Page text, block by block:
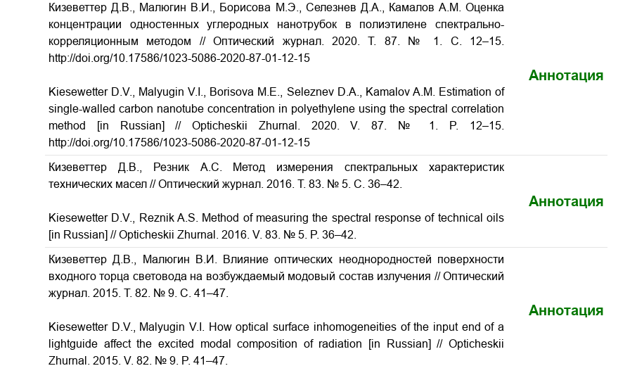
Кизеветтер Д.В., Малюгин В.И., Борисова М.Э., Селезнев Д.А., Камалов А.М. Оценка
концентрации одностенных углеродных нанотрубок в полиэтилене спектрально-
корреляционным методом // Оптический журнал. 2020. Т. 87. № 1. С. 12–15.
http://doi.org/10.17586/1023-5086-2020-87-01-12-15
Kiesewetter D.V., Malyugin V.I., Borisova M.E., Seleznev D.A., Kamalov A.M. Estimation of
single-walled carbon nanotube concentration in polyethylene using the spectral correlation
method [in Russian] // Opticheskii Zhurnal. 2020. V. 87. № 1. P. 12–15.
http://doi.org/10.17586/1023-5086-2020-87-01-12-15
Аннотация
Кизеветтер Д.В., Резник А.С. Метод измерения спектральных характеристик
технических масел // Оптический журнал. 2016. Т. 83. № 5. С. 36–42.
Kiesewetter D.V., Reznik A.S. Method of measuring the spectral response of technical oils
[in Russian] // Opticheskii Zhurnal. 2016. V. 83. № 5. P. 36–42.
Аннотация
Кизеветтер Д.В., Малюгин В.И. Влияние оптических неоднородностей поверхности
входного торца световода на возбуждаемый модовый состав излучения // Оптический
журнал. 2015. Т. 82. № 9. С. 41–47.
Kiesewetter D.V., Malyugin V.I.
How optical surface inhomogeneities of the input end of a
lightguide affect the excited modal composition of radiation
[in Russian] // Opticheskii
Zhurnal. 2015. V. 82. № 9. P. 41–47.
Аннотация